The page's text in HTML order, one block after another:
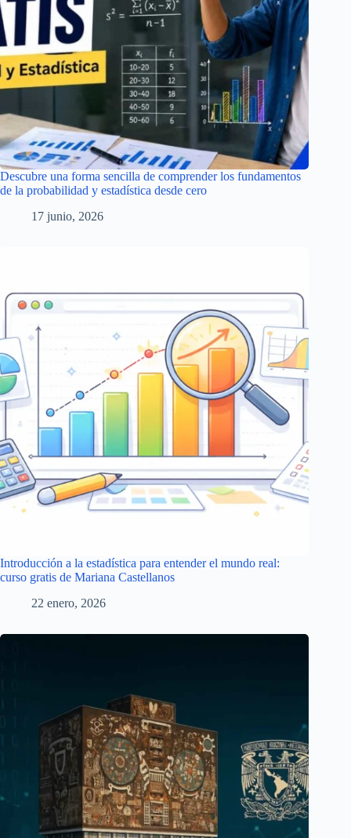
Descubre una forma sencilla de comprender los fundamentos
de la probabilidad y estadística desde cero
17 junio, 2026
Introducción a la estadística para entender el mundo real:
curso gratis de Mariana Castellanos
22 enero, 2026